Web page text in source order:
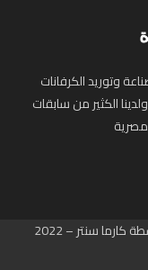
أكثر من 15 عام فى صناعة وتوريد الكرفانات
الكثير من سابقات
سنتر – 2022